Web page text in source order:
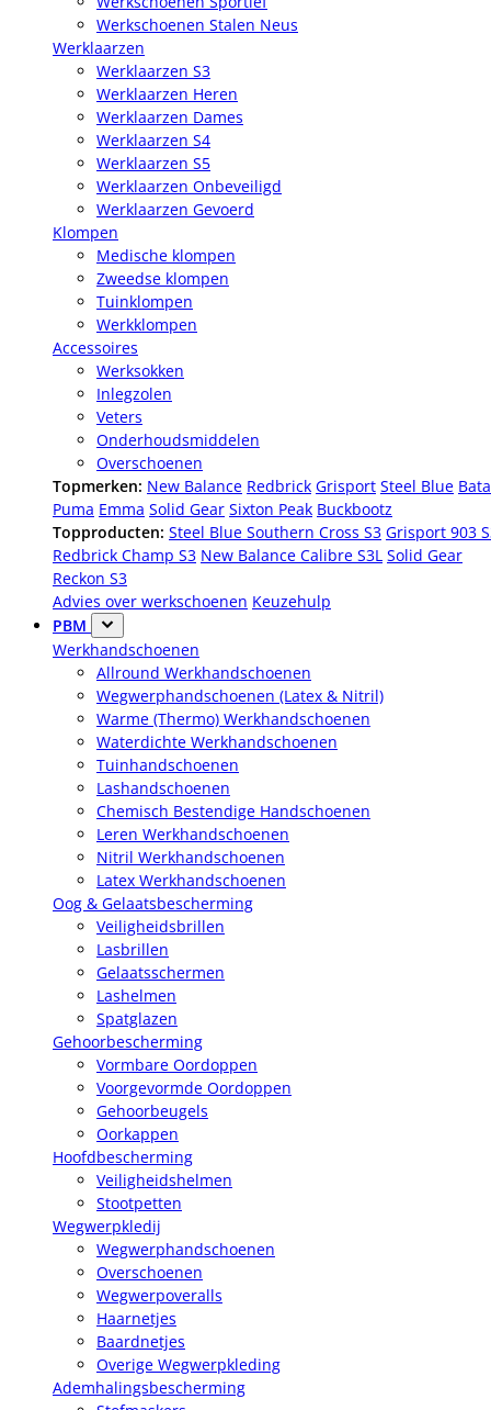
Werkschoenen Stalen Neus
Werklaarzen
Werklaarzen S3
Werklaarzen Heren
Werklaarzen Dames
Werklaarzen S4
Werklaarzen S5
Werklaarzen Onbeveiligd
Werklaarzen Gevoerd
Klompen
Medische klompen
Zweedse klompen
Tuinklompen
Werkklompen
Accessoires
Werksokken
Inlegzolen
Veters
Onderhoudsmiddelen
Overschoenen
Topmerken: New Balance Redbrick Grisport Steel Blue Bata
Puma Emma Solid Gear Sixton Peak Buckbootz
Topproducten: Steel Blue Southern Cross S3 Grisport 903
Redbrick Champ S3 New Balance Calibre S3L Solid Gear
Reckon S3
Advies over werkschoenen Keuzehulp
PBM
Werkhandschoenen
Allround Werkhandschoenen
Wegwerphandschoenen (Latex & Nitril)
Warme (Thermo) Werkhandschoenen
Waterdichte Werkhandschoenen
Tuinhandschoenen
Lashandschoenen
Chemisch Bestendige Handschoenen
Leren Werkhandschoenen
Nitril Werkhandschoenen
Latex Werkhandschoenen
Oog & Gelaatsbescherming
Veiligheidsbrillen
Lasbrillen
Gelaatsschermen
Lashelmen
Spatglazen
Gehoorbescherming
Vormbare Oordoppen
Voorgevormde Oordoppen
Gehoorbeugels
Oorkappen
Hoofdbescherming
Veiligheidshelmen
Stootpetten
Wegwerpkledij
Wegwerphandschoenen
Overschoenen
Wegwerpoveralls
Haarnetjes
Baardnetjes
Overige Wegwerpkleding
Ademhalingsbescherming